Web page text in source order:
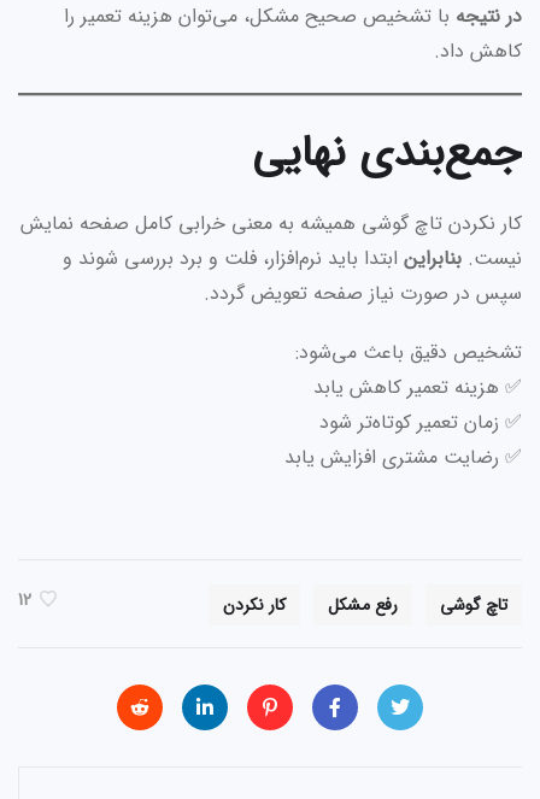
در نتیجه با تشخیص صحیح مشکل، می‌توان هزینه تعمیر را
کاهش داد.
جمع‌بندی نهایی
کار نکردن تاچ گوشی همیشه به معنی خرابی کامل صفحه نمایش
نیست. بنابراین ابتدا باید نرم‌افزار، فلت و برد بررسی شوند و
سپس در صورت نیاز صفحه تعویض گردد.
تشخیص دقیق باعث می‌شود:
✅ هزینه تعمیر کاهش یابد
✅ زمان تعمیر کوتاه‌تر شود
✅ رضایت مشتری افزایش یابد
تاچ گوشی رفع مشکل کار نکردن 12